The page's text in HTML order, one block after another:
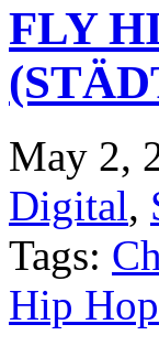
FLY
May 2,
Digital,
Tags:
Hip Hop